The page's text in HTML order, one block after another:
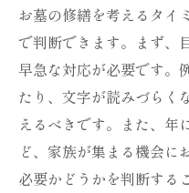
お墓の修繕を考えるタイ
で判断できます。まず、
早急な対応が必要です。
たり、文字が読みづらく
えるべきです。また、年
ど、家族が集まる機会に
必要かどうかを判断する